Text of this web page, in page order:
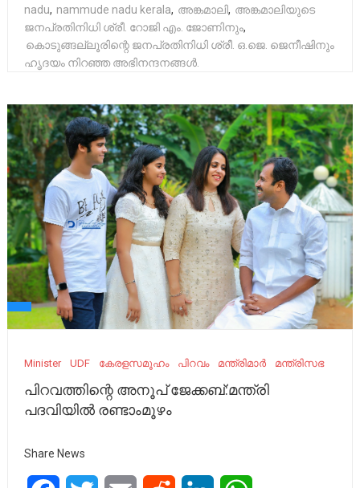
nadu, nammude nadu kerala, അങ്കമാലി, അങ്കമാലിയുടെ
ജനപ്രതിനിധി ശ്രീ. റോജി എം. ജോണിനും,
കൊടുങ്ങല്ലൂരിന്റെ ജനപ്രതിനിധി ശ്രീ. ഒ.ജെ. ജെനീഷിനും
ഹൃദയം നിറഞ്ഞ അഭിനന്ദനങ്ങൾ.
Minister UDF കേരളസമൂഹം പിറവം മന്ത്രിമാർ മന്ത്രിസഭ
പിറവത്തിന്റെ അനൂപ് ജേക്കബ്:മന്ത്രി
പദവിയിൽ രണ്ടാംമൂഴം
Share News